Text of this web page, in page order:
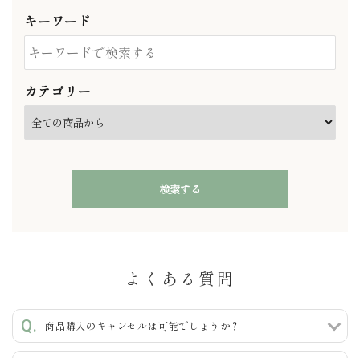
キーワード
カテゴリー
検索する
よくある質問
商品購入のキャンセルは可能でしょうか？